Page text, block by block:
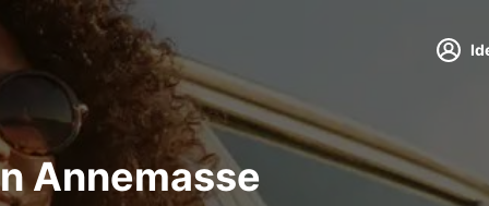
Annemasse